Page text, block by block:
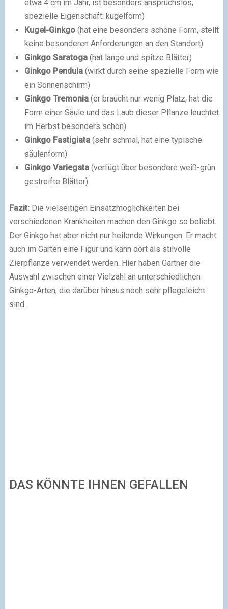
etwa 4 cm im Jahr, ist besonders anspruchslos,
spezielle Eigenschaft: kugelform)
Kugel-Ginkgo(hat eine besonders schöne Form, stellt
keine besonderen Anforderungen an den Standort)
Ginkgo Saratoga(hat lange und spitze Blätter)
Ginkgo Pendula(wirkt durch seine spezielle Form wie
ein Sonnenschirm)
Ginkgo Tremonia(er braucht nur wenig Platz, hat die
Form einer Säule und das Laub dieser Pflanze leuchtet
im Herbst besonders schön)
Ginkgo Fastigiata(sehr schmal, hat eine typische
säulenform)
Ginkgo Variegata(verfügt über besondere weiß-grün
gestreifte Blätter)
Fazit:Die vielseitigen Einsatzmöglichkeiten bei
verschiedenen Krankheiten machen den Ginkgo so beliebt.
Der Ginkgo hat aber nicht nur heilende Wirkungen. Er macht
auch im Garten eine Figur und kann dort als stilvolle
Zierpflanze verwendet werden. Hier haben Gärtner die
Auswahl zwischen einer Vielzahl an unterschiedlichen
Ginkgo-Arten, die darüber hinaus noch sehr pflegeleicht
sind.
DAS KÖNNTE IHNEN GEFALLEN